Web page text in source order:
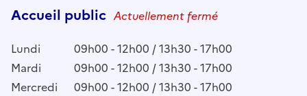
Accueil public Actuellement fermé
Lundi
09h00 - 12h00 / 13h30 - 17h00
Mardi
09h00 - 12h00 / 13h30 - 17h00
Mercredi
09h00 - 12h00 / 13h30 - 17h00